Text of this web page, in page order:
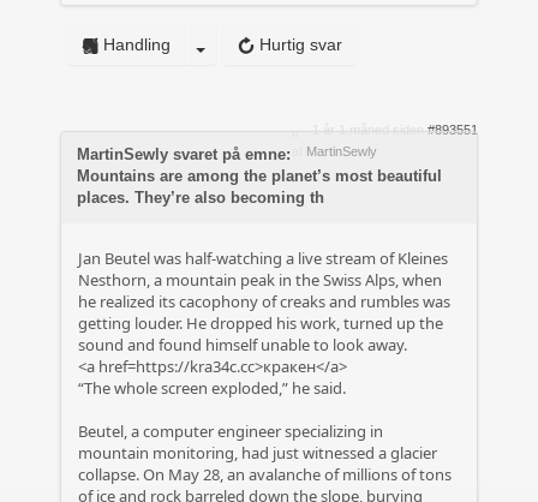
Hurtig svar
Handling
1 år 1 måned siden #893551
MartinSewly
MartinSewly svaret på emne:
Mountains are among the planet’s most beautiful
places. They’re also becoming th
Jan Beutel was half-watching a live stream of Kleines
Nesthorn, a mountain peak in the Swiss Alps, when
he realized its cacophony of creaks and rumbles was
getting louder. He dropped his work, turned up the
sound and found himself unable to look away.
<a href=https://kra34c.cc>кракен</a>
“The whole screen exploded,” he said.
Beutel, a computer engineer specializing in
mountain monitoring, had just witnessed a glacier
collapse. On May 28, an avalanche of millions of tons
of ice and rock barreled down the slope, burying